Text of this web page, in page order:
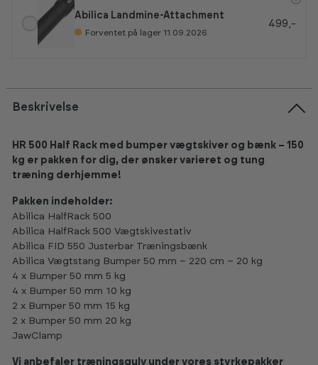
Abilica Landmine-Attachment
Forventet på lager 11.09.2026
499,-
Beskrivelse
HR 500 Half Rack med bumper vægtskiver og bænk – 150
kg er pakken for dig, der ønsker varieret og tung
træning derhjemme!
Pakken indeholder:
Abilica HalfRack 500
Abilica HalfRack 500 Vægtskivestativ
Abilica FID 550 Justerbar Træningsbænk
Abilica Vægtstang Bumper 50 mm – 220 cm – 20 kg
4 x Bumper 50 mm 5 kg
4 x Bumper 50 mm 10 kg
2 x Bumper 50 mm 15 kg
2 x Bumper 50 mm 20 kg
JawClamp
Vi anbefaler træningsgulv under vores styrkepakker